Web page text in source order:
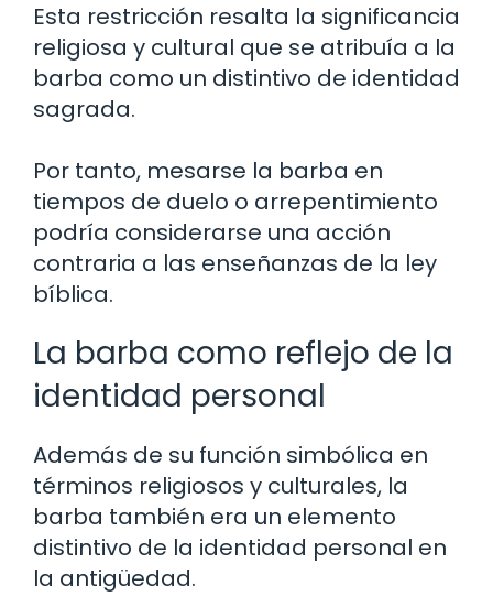
Esta restricción resalta la significancia
religiosa y cultural que se atribuía a la
barba como un distintivo de identidad
sagrada.
Por tanto, mesarse la barba en
tiempos de duelo o arrepentimiento
podría considerarse una acción
contraria a las enseñanzas de la ley
bíblica.
La barba como reflejo de la
identidad personal
Además de su función simbólica en
términos religiosos y culturales, la
barba también era un elemento
distintivo de la identidad personal en
la antigüedad.